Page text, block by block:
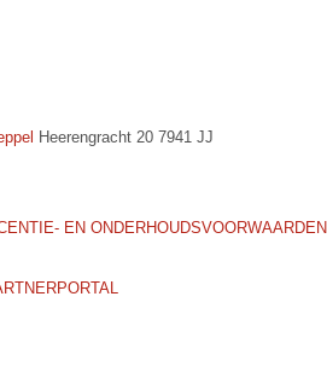
Heerengracht 20 7941 JJ
EN ONDERHOUDSVOORWAARDEN